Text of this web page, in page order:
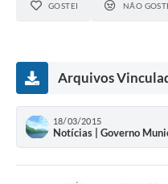
GOSTEI NÃO
Arquivos
18/03/2015
Notícias | Governo